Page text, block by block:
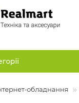
обладнання